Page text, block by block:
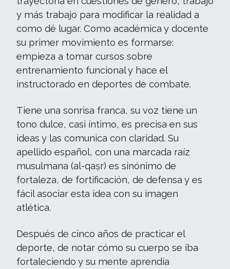
y más trabajo para modificar la realidad a
como dé lugar. Como académica y docente
su primer movimiento es formarse:
empieza a tomar cursos sobre
entrenamiento funcional y hace el
instructorado en deportes de combate.
Tiene una sonrisa franca, su voz tiene un
tono dulce, casi íntimo, es precisa en sus
ideas y las comunica con claridad. Su
apellido español, con una marcada raíz
musulmana (al-qaṣr) es sinónimo de
fortaleza, de fortificación, de defensa y es
fácil asociar esta idea con su imagen
atlética.
Después de cinco años de practicar el
deporte, de notar cómo su cuerpo se iba
fortaleciendo y su mente aprendía